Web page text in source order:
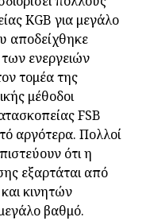
KGB για μεγάλο
αποδείχθηκε
ενεργειών
τομέα της
μέθοδοι
FSB
αργότερα. Πολλοί
ότι η
εξαρτάται από
κινητών
βαθμό.